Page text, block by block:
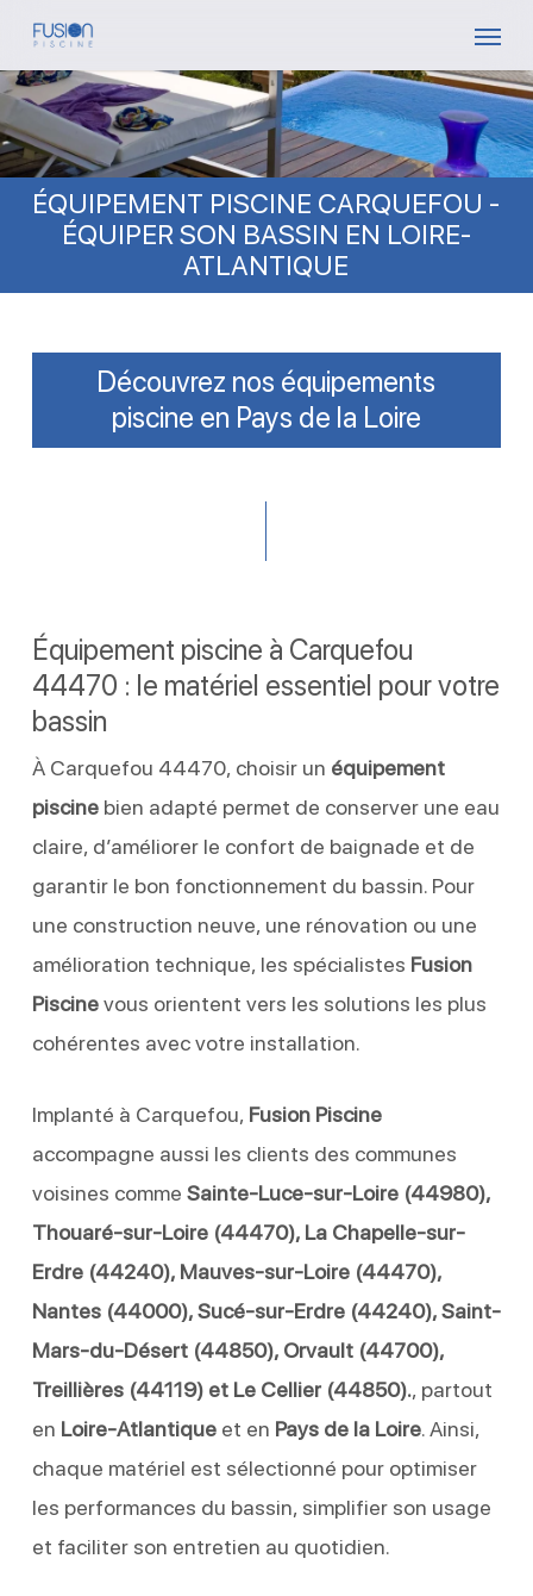
Skip
main
content
ÉQUIPEMENT PISCINE CARQUEFOU -
ÉQUIPER SON BASSIN EN LOIRE-
ATLANTIQUE
Découvrez nos équipements
piscine en Pays de la Loire
Équipement piscine à Carquefou
44470 : le matériel essentiel pour votre
bassin
À Carquefou 44470, choisir un équipement
piscinebien adapté permet de conserver une eau
claire, d’améliorer le confort de baignade et de
garantir le bon fonctionnement du bassin. Pour
une construction neuve, une rénovation ou une
amélioration technique, les spécialistes Fusion
Piscinevous orientent vers les solutions les plus
cohérentes avec votre installation.
Implanté à Carquefou, Fusion Piscine
accompagne aussi les clients des communes
voisines comme Sainte-Luce-sur-Loire (44980),
Thouaré-sur-Loire (44470), La Chapelle-sur-
Erdre (44240), Mauves-sur-Loire (44470),
Nantes (44000), Sucé-sur-Erdre (44240), Saint-
Mars-du-Désert (44850), Orvault (44700),
Treillières (44119) et Le Cellier (44850)., partout
en Loire-Atlantiqueet en Pays de la Loire. Ainsi,
chaque matériel est sélectionné pour optimiser
les performances du bassin, simplifier son usage
et faciliter son entretien au quotidien.